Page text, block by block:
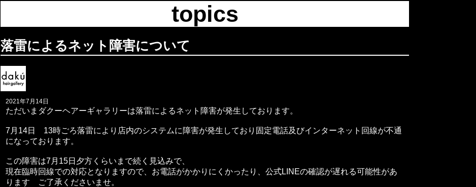
topics
落雷によるネット障害について
2021年7月14日
ただいまダクーヘアーギャラリーは落雷によるネット障害が発生しております。
7月14日 13時ごろ落雷により店内のシステムに障害が発生しており固定電話及びインターネット回線が不通
になっております。
この障害は7月15日夕方くらいまで続く見込みで、
現在臨時回線での対応となりますので、 お電話がかかりにくかったり、 公式LINEの確認が遅れる可能性があ
ります ご了承くださいませ。